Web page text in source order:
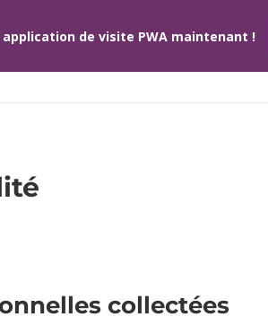
collectées
application de visite PWA maintenant !